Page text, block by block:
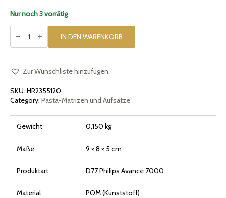
Nur noch 3 vorrätig
Matrize
aus
Pferd
Philips
Avance
und
Serie
7000
IN DEN WARENKORB
Zur Wunschliste hinzufügen
SKU: HR2355120
Category: Pasta-Matrizen und Aufsätze
Gewicht 0,150 kg
Maße 9 × 8 × 5 cm
Produktart D77 Philips Avance 7000
Material POM (Kunststoff)